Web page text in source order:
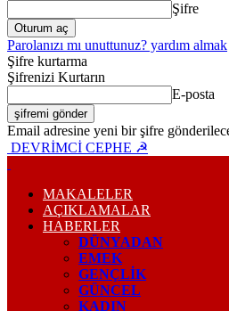
Şifre
Parolanızı mı unuttunuz? yardım almak
Şifre kurtarma
Şifrenizi Kurtarın
E-posta
Email adresine yeni bir şifre
DEVRİMCİ CEPHE ☭
MAKALELER
AÇIKLAMALAR
HABERLER
DÜNYADAN
EMEK
GENÇLİK
GÜNCEL
KADIN